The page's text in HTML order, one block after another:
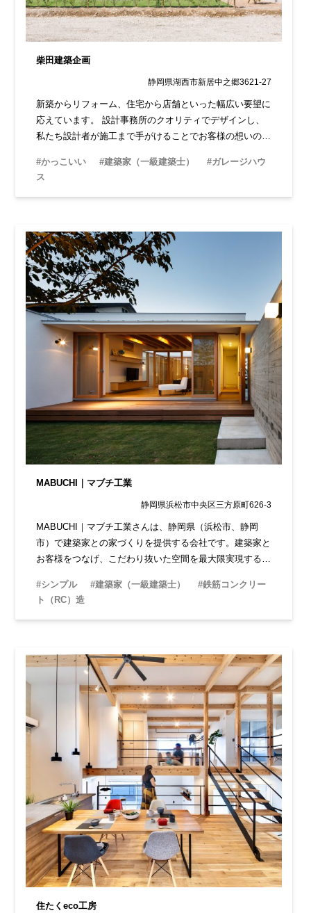
柴田建築企画
静岡県湖西市新居中之郷3621-27
新築からリフォーム、住宅から店舗といった幅広い要望に
応えています。 設計事務所のクオリティでデザインし、
私たち設計者が施工まで手がけることでお客様の想いの実
#かっこいい #建築家（一級建築士）
#ガレージハウ
ス
MABUCHI｜マブチ工業
静岡県浜松市中央区三方原町626-3
MABUCHI｜マブチ工業さんは、静岡県（浜松市、静岡
市）で建築家との家づくりを提供する会社です。建築家と
お客様をつなげ、こだわり抜いた空間を最大限実現するた
#シンプル #建築家（一級建築士）
#鉄筋コンクリー
ト（RC）造
住たくeco工房